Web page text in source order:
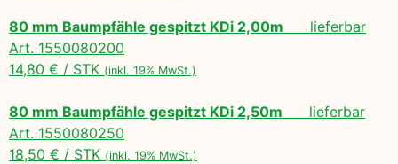
80 mm Baumpfähle gespitzt KDi 2,00m lieferbar
Art. 1550080200
14,80 € / STK (inkl. 19% MwSt.)
80 mm Baumpfähle gespitzt KDi 2,50m lieferbar
Art. 1550080250
18,50 € / STK (inkl. 19% MwSt.)